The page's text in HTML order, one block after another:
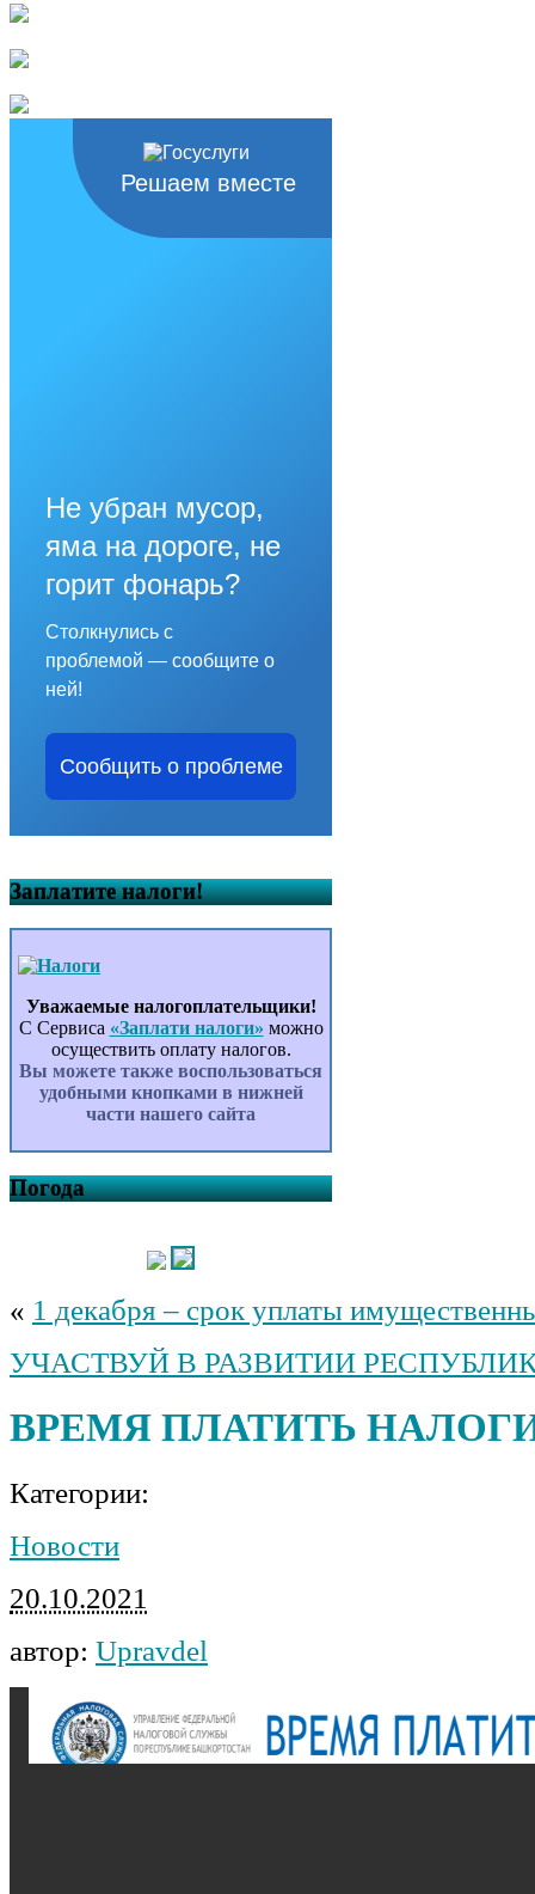
Решаем вместе
Не убран мусор,
яма на дороге, не
горит фонарь?
Столкнулись с
проблемой — сообщите о
ней!
Сообщить о проблеме
Заплатите налоги!
Уважаемые налогоплательщики!
С Сервиса «Заплати налоги» можно
осуществить оплату налогов.
Вы можете также воспользоваться
удобными кнопками в нижней
части нашего сайта
Погода
« 1 декабря – срок уплаты
УЧАСТВУЙ В РАЗВИТИИ
ВРЕМЯ ПЛАТИТЬ
Категории:
Новости
20.10.2021
автор: Upravdel